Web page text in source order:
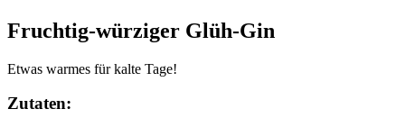
Fruchtig-würziger Glüh-Gin
Etwas warmes für kalte Tage!
Zutaten: